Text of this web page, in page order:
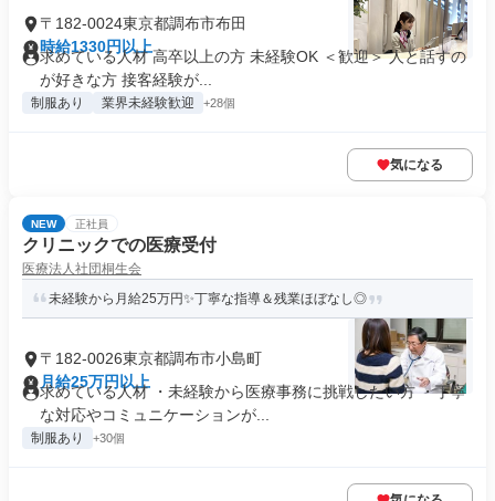
〒182-0024東京都調布市布田
時給1330円以上
求めている人材 高卒以上の方 未経験OK ＜歓迎＞ 人と話すの
が好きな方 接客経験が...
制服あり 業界未経験歓迎 +28個
気になる
NEW 正社員
クリニックでの医療受付
医療法人社団桐生会
未経験から月給25万円✨丁寧な指導＆残業ほぼなし◎
〒182-0026東京都調布市小島町
月給25万円以上
求めている人材 ・未経験から医療事務に挑戦したい方 ・丁寧
な対応やコミュニケーションが...
制服あり +30個